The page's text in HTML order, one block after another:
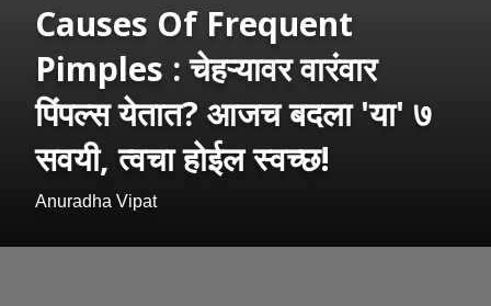
Causes Of Frequent
Pimples : चेहऱ्यावर वारंवार
पिंपल्स येतात? आजच बदला 'या' ७
सवयी, त्वचा होईल स्वच्छ!
Anuradha Vipat